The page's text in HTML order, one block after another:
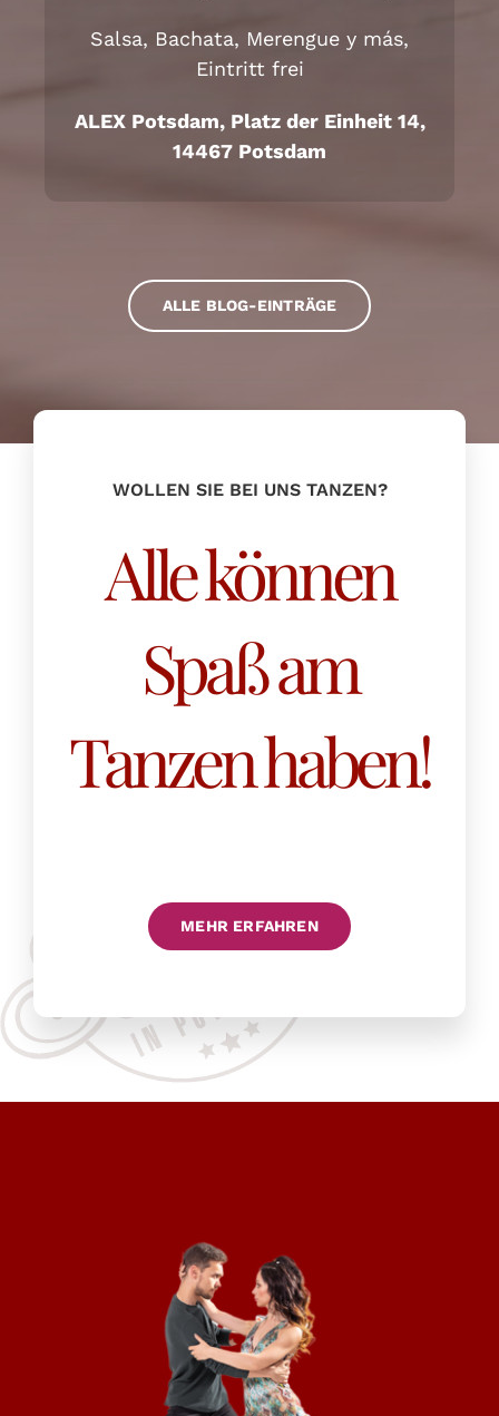
Salsa, Bachata, Merengue y más,
Eintritt frei
ALEX Potsdam, Platz der Einheit 14,
14467 Potsdam
ALLE BLOG-EINTRÄGE
WOLLEN SIE BEI UNS TANZEN?
Alle können
Spaß am
Tanzen haben!
MEHR ERFAHREN